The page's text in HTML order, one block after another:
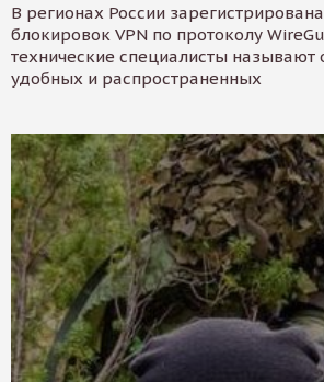
В регионах России
блокировок VPN по протоколу
технические специалисты
удобных и распространенных